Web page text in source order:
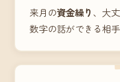
来月の資金繰り 、大
数字の話ができる相